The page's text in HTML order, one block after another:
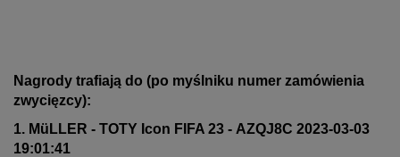
Nagrody trafiają do (po myślniku numer zamówienia
zwycięzcy):
1. MüLLER - TOTY Icon FIFA 23 - AZQJ8C 2023-03-03
19:01:41